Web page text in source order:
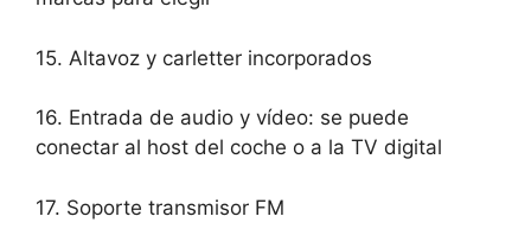
15. Altavoz y carletter incorporados
16. Entrada de audio y vídeo: se puede
conectar al host del coche o a la TV digital
17. Soporte transmisor FM